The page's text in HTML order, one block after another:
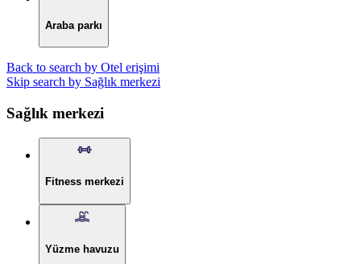
Araba parkı
Back to search by Otel erişimi
Skip search by Sağlık merkezi
Sağlık merkezi
Fitness merkezi
Yüzme havuzu